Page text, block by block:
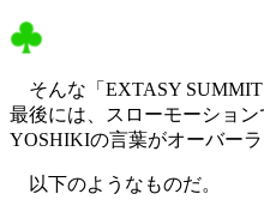
そんな「EXTASY
最後には、スローモーショ
YOSHIKIの言葉がオーバーラ
以下のようなものだ。